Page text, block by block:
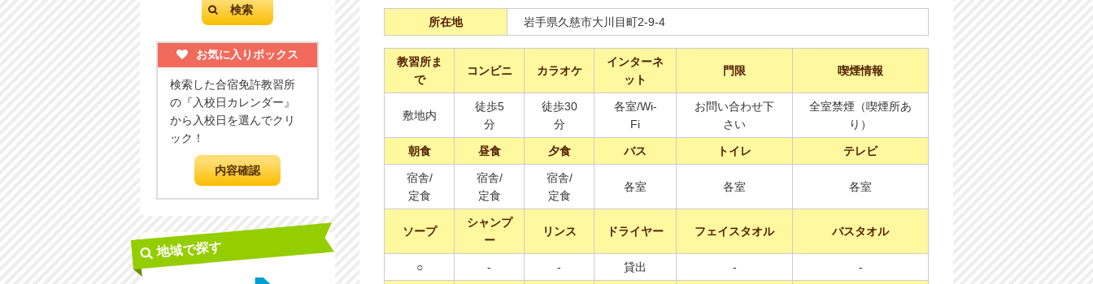
所在地 岩手県久慈市大川目町2-9-4
教習所ま
で
コンビニ カラオケ
インターネ
ット
門限 喫煙情報
敷地内
徒歩5
分
徒歩30
分
各室/Wi-
Fi
お問い合わせ下
さい
全室禁煙（喫煙所あ
り）
朝食 昼食 夕食 バス トイレ テレビ
宿舎/
定食
宿舎/
定食
宿舎/
定食
各室 各室 各室
ソープ
シャンプ
ー
リンス ドライヤー フェイスタオル バスタオル
○ - - 貸出 - -
お気に入りボックス
検索した合宿免許教習所
の『入校日カレンダー』
から入校日を選んでクリ
ック！
地域で探す